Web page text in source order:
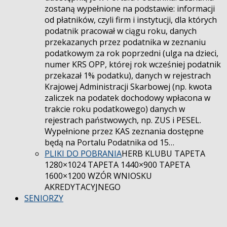
zostaną wypełnione na podstawie: informacji
od płatników, czyli firm i instytucji, dla których
podatnik pracował w ciągu roku, danych
przekazanych przez podatnika w zeznaniu
podatkowym za rok poprzedni (ulga na dzieci,
numer KRS OPP, której rok wcześniej podatnik
przekazał 1% podatku), danych w rejestrach
Krajowej Administracji Skarbowej (np. kwota
zaliczek na podatek dochodowy wpłacona w
trakcie roku podatkowego) danych w
rejestrach państwowych, np. ZUS i PESEL.
Wypełnione przez KAS zeznania dostępne
będą na Portalu Podatnika od 15…
PLIKI DO POBRANIAHERB KLUBU TAPETA
1280×1024 TAPETA 1440×900 TAPETA
1600×1200 WZÓR WNIOSKU
AKREDYTACYJNEGO
SENIORZY